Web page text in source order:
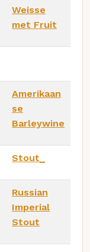
Weisse
met Fruit
Amerikaan
se
Barleywine
Stout_
Russian
Imperial
Stout